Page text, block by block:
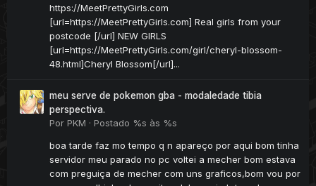
https://MeetPrettyGirls.com
[url=https://MeetPrettyGirls.com] Real girls from your
postcode [/url] NEW GIRLS
[url=https://MeetPrettyGirls.com/girl/cheryl-blossom-
48.html]Cheryl Blossom[/url]...
meu serve de pokemon gba - modaledade tibia
perspectiva.
Por PKM · Postado %s às %s
boa tarde faz mo tempo q n apareço por aqui bom tinha
servidor meu parado no pc voltei a mecher bom estava
com preguiça de mecher com uns graficos,bom vou por